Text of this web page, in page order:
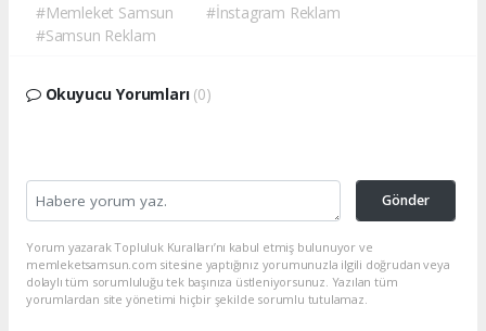
#Memleket Samsun
#İnstagram Reklam
#Samsun Reklam
Okuyucu Yorumları (0)
Gönder
Yorum yazarak Topluluk Kuralları’nı kabul etmiş bulunuyor ve
memleketsamsun.com sitesine yaptığınız yorumunuzla ilgili doğrudan veya
dolaylı tüm sorumluluğu tek başınıza üstleniyorsunuz. Yazılan tüm
yorumlardan site yönetimi hiçbir şekilde sorumlu tutulamaz.